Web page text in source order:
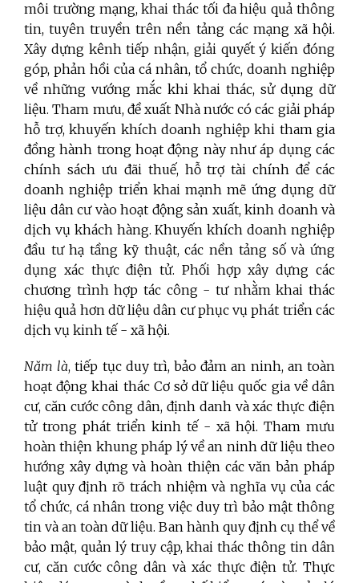
môi trường mạng, khai thác tối đa hiệu quả thông
tin, tuyên truyền trên nền tảng các mạng xã hội.
Xây dựng kênh tiếp nhận, giải quyết ý kiến đóng
góp, phản hồi của cá nhân, tổ chức, doanh nghiệp
về những vướng mắc khi khai thác, sử dụng dữ
liệu. Tham mưu, đề xuất Nhà nước có các giải pháp
hỗ trợ, khuyến khích doanh nghiệp khi tham gia
đồng hành trong hoạt động này như áp dụng các
chính sách ưu đãi thuế, hỗ trợ tài chính để các
doanh nghiệp triển khai mạnh mẽ ứng dụng dữ
liệu dân cư vào hoạt động sản xuất, kinh doanh và
dịch vụ khách hàng. Khuyến khích doanh nghiệp
đầu tư hạ tầng kỹ thuật, các nền tảng số và ứng
dụng xác thực điện tử. Phối hợp xây dựng các
chương trình hợp tác công - tư nhằm khai thác
hiệu quả hơn dữ liệu dân cư phục vụ phát triển các
dịch vụ kinh tế - xã hội.
Năm là, tiếp tục duy trì, bảo đảm an ninh, an toàn
hoạt động khai thác Cơ sở dữ liệu quốc gia về dân
cư, căn cước công dân, định danh và xác thực điện
tử trong phát triển kinh tế - xã hội. Tham mưu
hoàn thiện khung pháp lý về an ninh dữ liệu theo
hướng xây dựng và hoàn thiện các văn bản pháp
luật quy định rõ trách nhiệm và nghĩa vụ của các
tổ chức, cá nhân trong việc duy trì bảo mật thông
tin và an toàn dữ liệu. Ban hành quy định cụ thể về
bảo mật, quản lý truy cập, khai thác thông tin dân
cư, căn cước công dân và xác thực điện tử. Thực